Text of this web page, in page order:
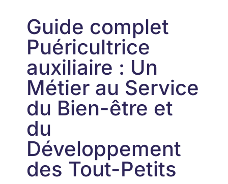
Guide complet
Puéricultrice
auxiliaire : Un
Métier au Service
du Bien-être et
du
Développement
des Tout-Petits